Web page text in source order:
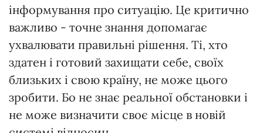
інформування про ситуацію. Це критично
важливо - точне знання допомагає
ухвалювати правильні рішення. Ті, хто
здатен і готовий захищати себе, своїх
близьких і свою країну, не може цього
зробити. Бо не знає реальної обстановки і
не може визначити своє місце в новій